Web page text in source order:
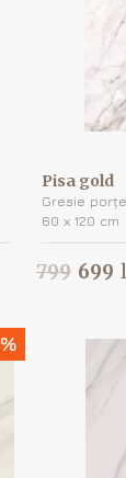
Pisa gold
Gresie
60 х 120 cm
799 699
%